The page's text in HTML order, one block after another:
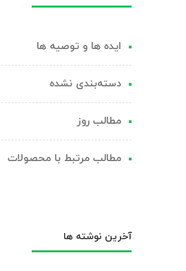
ایده ها و توصیه ها
دسته‌بندی نشده
مطالب روز
مطالب مرتبط با محصولات
آخرین نوشته ها